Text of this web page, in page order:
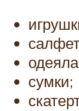
сумки;